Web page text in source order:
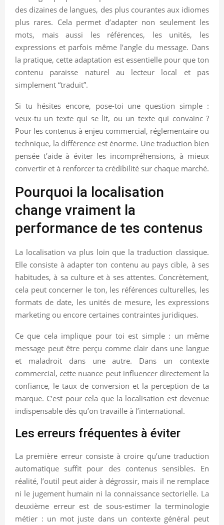
des dizaines de langues, des plus courantes aux idiomes
plus rares. Cela permet d’adapter non seulement les
mots, mais aussi les références, les unités, les
expressions et parfois même l’angle du message. Dans
la pratique, cette adaptation est essentielle pour que ton
contenu paraisse naturel au lecteur local et pas
simplement “traduit”.
Si tu hésites encore, pose-toi une question simple :
veux-tu un texte qui se lit, ou un texte qui convainc ?
Pour les contenus à enjeu commercial, réglementaire ou
technique, la différence est énorme. Une traduction bien
pensée t’aide à éviter les incompréhensions, à mieux
convertir et à renforcer ta crédibilité sur chaque marché.
Pourquoi la localisation
change vraiment la
performance de tes contenus
La localisation va plus loin que la traduction classique.
Elle consiste à adapter ton contenu au pays cible, à ses
habitudes, à sa culture et à ses attentes. Concrètement,
cela peut concerner le ton, les références culturelles, les
formats de date, les unités de mesure, les expressions
marketing ou encore certaines contraintes juridiques.
Ce que cela implique pour toi est simple : un même
message peut être perçu comme clair dans une langue
et maladroit dans une autre. Dans un contexte
commercial, cette nuance peut influencer directement la
confiance, le taux de conversion et la perception de ta
marque. C’est pour cela que la localisation est devenue
indispensable dès qu’on travaille à l’international.
Les erreurs fréquentes à éviter
La première erreur consiste à croire qu’une traduction
automatique suffit pour des contenus sensibles. En
réalité, l’outil peut aider à dégrossir, mais il ne remplace
ni le jugement humain ni la connaissance sectorielle. La
deuxième erreur est de sous-estimer la terminologie
métier : un mot juste dans un contexte général peut